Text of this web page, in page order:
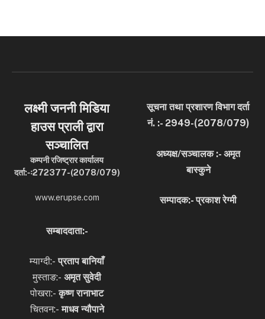
लक्ष्मी जननी मिडिया
हाउस प्राली द्वारा
सञ्चालित
कम्पनी रजिष्ट्रार कार्यालय
दर्ता:-ः272377-(2078/079)
www.erupse.com
सूचना तथा प्रशारण विभाग दर्ता
नं. :- 2949-(2078/079)
अध्यक्ष/सञ्चालक :- अमृत
बास्कुने
सम्पादक:- प्रकाश रेग्मी
सम्बाददाता:-
म्याग्दी:-प्रताप बानियाँ
मुस्ताङ:- अमृत सुवेदी
पोखरा:-कृष्ण रानाभाट
चितवन:-माधव न्यौपाने